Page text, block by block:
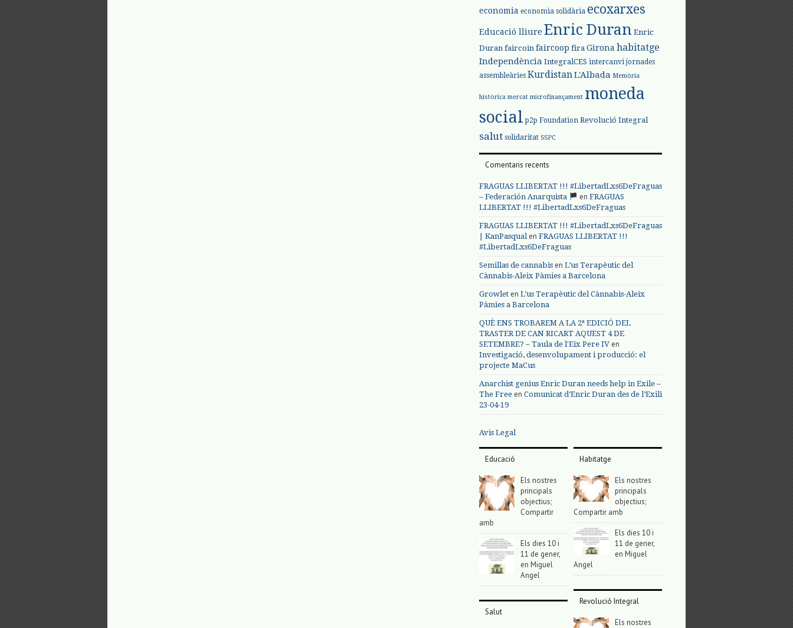
economia economia solidària ecoxarxes
Educació lliure Enric Duran Enric
Duran faircoin faircoop fira Girona habitatge
Independència IntegralCES intercanvi jornades
assembleàries Kurdistan L'Albada Memòria
històrica mercat microfinançament moneda
social p2p Foundation Revolució Integral
salut solidaritat SSPC
Comentaris recents
FRAGUAS LLIBERTAT !!! #LibertadLxs6DeFraguas
– Federación Anarquista
en FRAGUAS
LLIBERTAT !!! #LibertadLxs6DeFraguas
FRAGUAS LLIBERTAT !!! #LibertadLxs6DeFraguas
| KanPasqualen FRAGUAS LLIBERTAT !!!
#LibertadLxs6DeFraguas
Semillas de cannabis en L’us Terapèutic del
Cànnabis-Aleix Pàmies a Barcelona
Growlet en L’us Terapèutic del Cànnabis-Aleix
Pàmies a Barcelona
QUÈ ENS TROBAREM A LA 2ª EDICIÓ DEL
TRASTER DE CAN RICART AQUEST 4 DE
SETEMBRE? – Taula de l'Eix Pere IV en
Investigació, desenvolupament i producció: el
projecte MaCus
Anarchist genius Enric Duran needs help in Exile –
The Free en Comunicat d’Enric Duran des de l’Exili
23-04-19
Avis Legal
Educació
Els nostres
principals
objectius;
Compartir
amb
Els dies 10 i
11 de gener,
en Miguel
Angel
Salut
Habitatge
Els nostres
principals
objectius;
Compartir amb
Els dies 10 i
11 de gener,
en Miguel
Angel
Revolució Integral
Els nostres